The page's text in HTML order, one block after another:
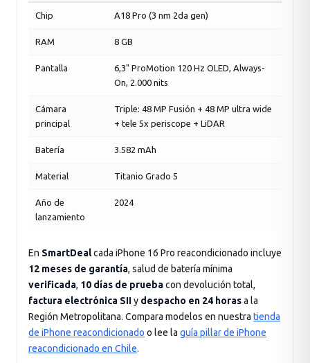
Chip A18 Pro (3 nm 2da gen)
RAM 8 GB
Pantalla
6,3" ProMotion 120 Hz OLED, Always-
On, 2.000 nits
Cámara
principal
Triple: 48 MP Fusión + 48 MP ultra wide
+ tele 5x periscope + LiDAR
Batería 3.582 mAh
Material Titanio Grado 5
Año de
lanzamiento
2024
En SmartDealcada iPhone 16 Pro reacondicionado incluye
12 meses de garantía, salud de batería mínima
verificada, 10 días de pruebacon devolución total,
factura electrónica SIIy despacho en 24 horasa la
Región Metropolitana. Compara modelos en nuestra tienda
de iPhone reacondicionado o lee la guía pillar de iPhone
reacondicionado en Chile.